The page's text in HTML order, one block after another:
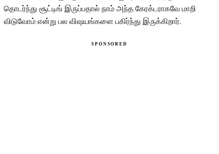
தொடர்ந்து சூட்டிங் இருப்பதால் நாம் அந்த கேரக்டராகவே மாறி
விடுவோம் என்று பல விஷயங்களை பகிர்ந்து இருக்கிறார்.